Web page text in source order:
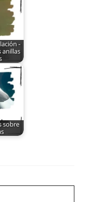
-
anillas
sobre